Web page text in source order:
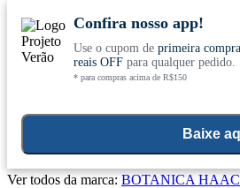
Conheça nosso site novo! E comemore
Confira nosso app!
Use o cupom de primeira
reais OFFpara qualquer pedido.
* para compras acima de R$150
Baixe
Carvão Vegetal (500mg) 60 Cápsulas -
Ver todos da marca: BOTANICA